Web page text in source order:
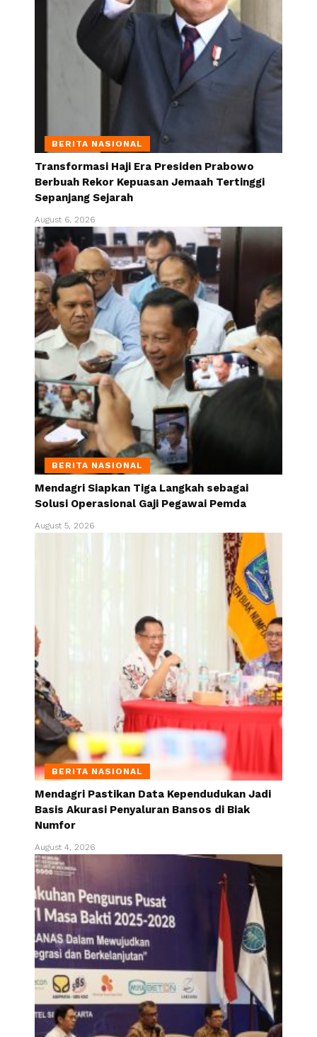
BERITA NASIONAL
Transformasi Haji Era Presiden Prabowo
Berbuah Rekor Kepuasan Jemaah Tertinggi
Sepanjang Sejarah
August 6, 2026
BERITA NASIONAL
Mendagri Siapkan Tiga Langkah sebagai
Solusi Operasional Gaji Pegawai Pemda
August 5, 2026
BERITA NASIONAL
Mendagri Pastikan Data Kependudukan Jadi
Basis Akurasi Penyaluran Bansos di Biak
Numfor
August 4, 2026